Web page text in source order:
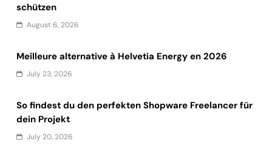
schützen
August 6, 2026
Meilleure alternative à Helvetia Energy en 2026
July 23, 2026
So findest du den perfekten Shopware Freelancer für
dein Projekt
July 20, 2026